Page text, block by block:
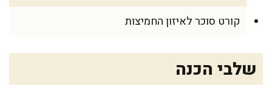
קורט סוכר לאיזון החמיצות
שלבי הכנה